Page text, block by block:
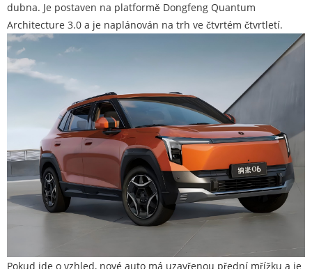
dubna. Je postaven na platformě Dongfeng Quantum
Architecture 3.0 a je naplánován na trh ve čtvrtém čtvrtletí.
Pokud jde o vzhled, nové auto má uzavřenou přední mřížku a je